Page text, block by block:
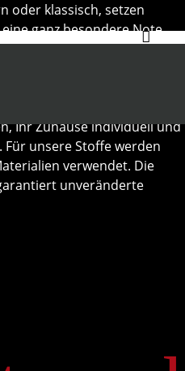
oder klassisch, setzen
ganz besondere Note
Designmöglichkeiten so
Auswahl an Stoffen, von
transparente und lichte
Ihr Zuhause individuell und
Für unsere Stoffe werden
verwendet. Die
unveränderte